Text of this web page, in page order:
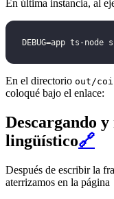
En última instancia, al
DEBUG=app ts-
En el directorio out/
coloqué bajo el enlace:
Descargando
lingüístico🔗
Después de escribir la
aterrizamos en la página